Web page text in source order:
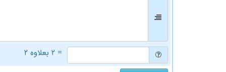
= ۲ بعلاوه ۲